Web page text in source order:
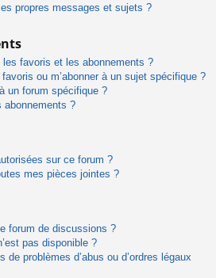
propres messages et sujets ?
favoris et les abonnements ?
ou m’abonner à un sujet spécifique ?
un forum spécifique ?
abonnements ?
sur ce forum ?
mes pièces jointes ?
forum de discussions ?
pas disponible ?
problèmes d’abus ou d’ordres légaux